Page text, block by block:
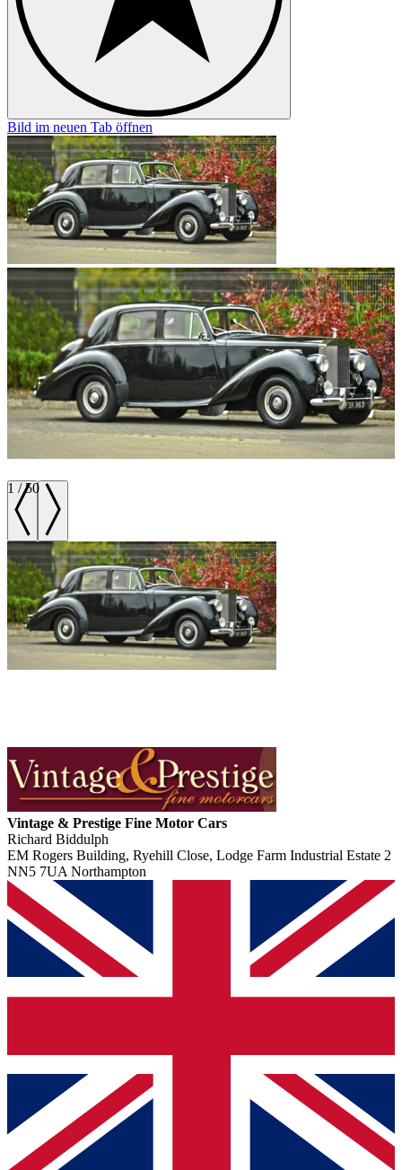
Bild im neuen Tab öffnen
1 /50
Vintage & Prestige Fine Motor Cars
Richard Biddulph
EM Rogers Building, Ryehill Close, Lodge Farm Industrial Estate 2
NN5 7UA Northampton